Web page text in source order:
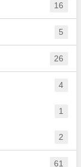
16
5
26
4
1
2
61